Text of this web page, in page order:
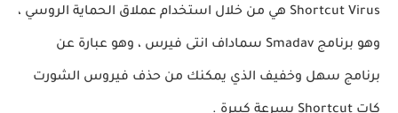
Shortcut Virus هي من خلال استخدام عملاق الحماية الروسي ،
وهو برنامج Smadav سماداف انتى فيرس ، وهو عبارة عن
برنامج سهل وخفيف الذي يمكنك من حذف فيروس الشورت
كات Shortcut بسرعة كبيرة .